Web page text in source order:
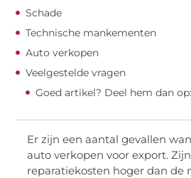
Schade
Technische mankementen
Auto verkopen
Veelgestelde vragen
Goed artikel? Deel hem dan op:
Er zijn een aantal gevallen
auto verkopen voor export.
reparatiekosten hoger dan de